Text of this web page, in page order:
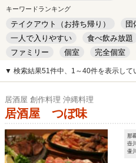
キーワードランキング
テイクアウト（お持ち帰り）
団
一人で入りやすい
食べ飲み放題
ファミリー
個室 完全個室
キッズルーム
安い デート
▼ 検索結果51件中、1～40件を表示して
居酒屋 創作料理 沖縄料理
居酒屋 つぼ味
那
壺
壷